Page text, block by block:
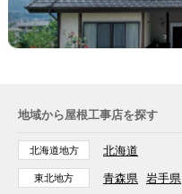
地域から屋根工事店を探す
北海道地方 北海道
東北地方 青森県 岩手県